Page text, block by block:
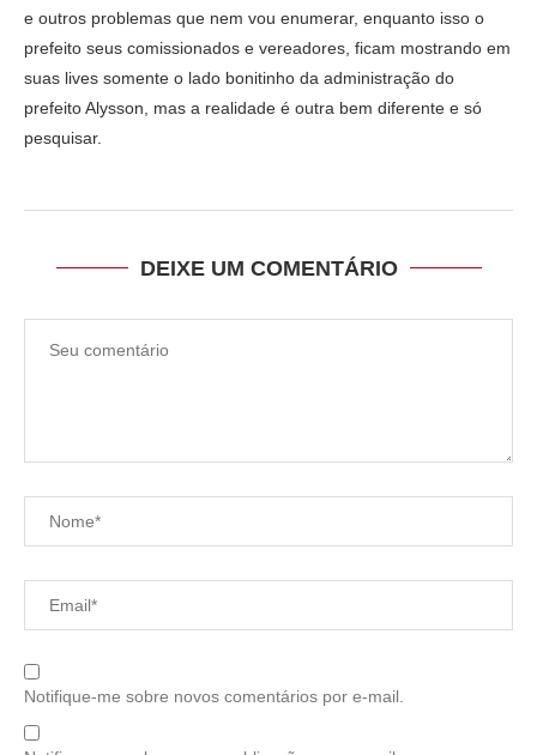
e outros problemas que nem vou enumerar, enquanto isso o
prefeito seus comissionados e vereadores, ficam mostrando em
suas lives somente o lado bonitinho da administração do
prefeito Alysson, mas a realidade é outra bem diferente e só
pesquisar.
DEIXE UM COMENTÁRIO
Notifique-me sobre novos comentários por e-mail.